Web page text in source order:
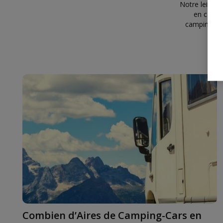
Notre
en
camping-
Combien d’Aires de Camping-Cars en